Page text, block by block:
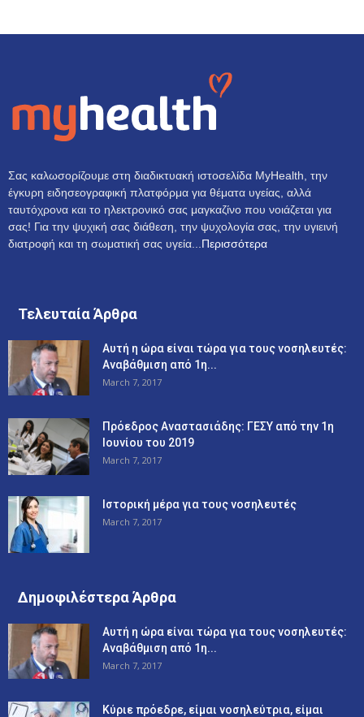
Σας καλωσορίζουμε στη διαδικτυακή ιστοσελίδα MyHealth, την
έγκυρη ειδησεογραφική πλατφόρμα για θέματα υγείας, αλλά
ταυτόχρονα και το ηλεκτρονικό σας μαγκαζίνο που νοιάζεται για
σας! Για την ψυχική σας διάθεση, την ψυχολογία σας, την υγιεινή
διατροφή και τη σωματική σας υγεία... Περισσότερα
Τελευταία Άρθρα
Αυτή η ώρα είναι τώρα για τους νοσηλευτές:
Αναβάθμιση από 1η...
March 7, 2017
Πρόεδρος Αναστασιάδης: ΓΕΣΥ από την 1η
Ιουνίου του 2019
March 7, 2017
Ιστορική μέρα για τους νοσηλευτές
March 7, 2017
Δημοφιλέστερα Άρθρα
Αυτή η ώρα είναι τώρα για τους νοσηλευτές:
Αναβάθμιση από 1η...
March 7, 2017
Κύριε πρόεδρε, είμαι νοσηλεύτρια, είμαι